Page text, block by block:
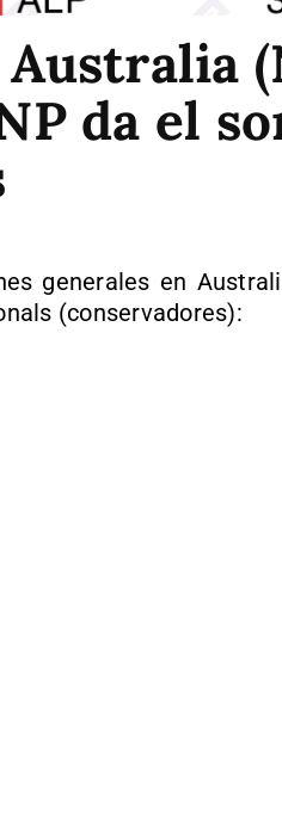
Australia
da el
generales en
(conservadores):